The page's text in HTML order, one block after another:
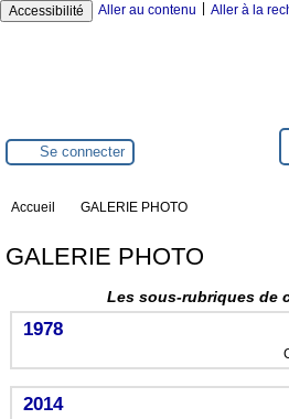
Accessibilité Aller au contenu Aller à la
Se connecter
Accueil GALERIE PHOTO
GALERIE PHOTO
Les sous-rubriques de
1978
2014